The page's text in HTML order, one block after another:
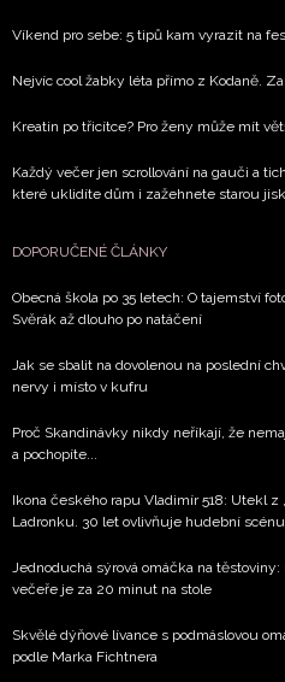
Víkend pro sebe: 5 tipů kam vyrazit na
Nejvíc cool žabky léta přímo z Kodaně.
Kreatin po třicítce? Pro ženy může mít
Každý večer jen scrollování na gauči a
které uklidíte dům i zažehnete starou
DOPORUČENÉ ČLÁNKY
Obecná škola po 35 letech: O tajemství
Svěrák až dlouho po natáčení
Jak se sbalit na dovolenou na poslední
nervy i místo v kufru
Proč Skandinávky nikdy neříkají, že
a pochopíte...
Ikona českého rapu Vladimír 518: Utekl z
Ladronku. 30 let ovlivňuje hudební
Jednoduchá sýrová omáčka na
večeře je za 20 minut na stole
Skvělé dýňové lívance s podmáslovou
podle Marka Fichtnera